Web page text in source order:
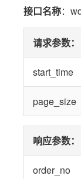
接口名称：
请求参数：
start_time
page_size
响应参数：
order_no